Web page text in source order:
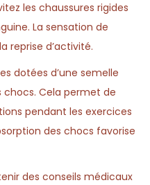
les chaussures rigides
La sensation de
reprise d’activité.
dotées d’une semelle
Cela permet de
pendant les exercices
des chocs favorise
des conseils médicaux